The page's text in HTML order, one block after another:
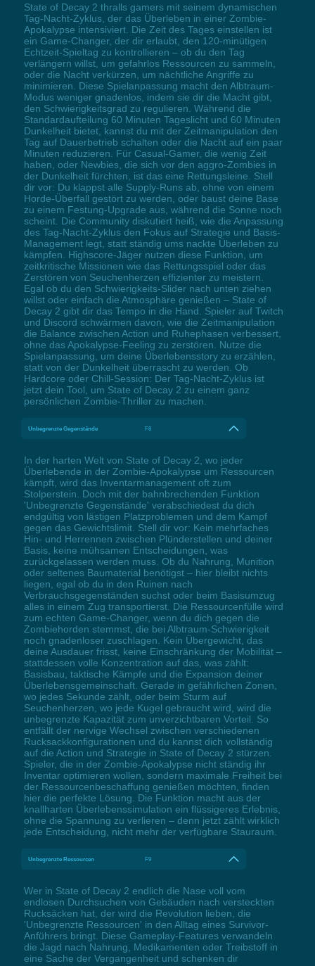
State of Decay 2 thralls gamers mit seinem dynamischen
Tag-Nacht-Zyklus, der das Überleben in einer Zombie-
Apokalypse intensiviert. Die Zeit des Tages einstellen ist
ein Game-Changer, der dir erlaubt, den 120-minütigen
Echtzeit-Spieltag zu kontrollieren – ob du den Tag
verlängern willst, um gefahrlos Ressourcen zu sammeln,
oder die Nacht verkürzen, um nächtliche Angriffe zu
minimieren. Diese Spielanpassung macht den Albtraum-
Modus weniger gnadenlos, indem sie dir die Macht gibt,
den Schwierigkeitsgrad zu regulieren. Während die
Standardaufteilung 60 Minuten Tageslicht und 60 Minuten
Dunkelheit bietet, kannst du mit der Zeitmanipulation den
Tag auf Dauerbetrieb schalten oder die Nacht auf ein paar
Minuten reduzieren. Für Casual-Gamer, die wenig Zeit
haben, oder Newbies, die sich vor den aggro-Zombies in
der Dunkelheit fürchten, ist das eine Rettungsleine. Stell
dir vor: Du klappst alle Supply-Runs ab, ohne von einem
Horde-Überfall gestört zu werden, oder baust deine Base
zu einem Festung-Upgrade aus, während die Sonne noch
scheint. Die Community diskutiert heiß, wie die Anpassung
des Tag-Nacht-Zyklus den Fokus auf Strategie und Basis-
Management legt, statt ständig ums nackte Überleben zu
kämpfen. Highscore-Jäger nutzen diese Funktion, um
zeitkritische Missionen wie das Rettungsspiel oder das
Zerstören von Seuchenherzen effizienter zu meistern.
Egal ob du den Schwierigkeits-Slider nach unten ziehen
willst oder einfach die Atmosphäre genießen – State of
Decay 2 gibt dir das Tempo in die Hand. Spieler auf Twitch
und Discord schwärmen davon, wie die Zeitmanipulation
die Balance zwischen Action und Ruhephasen verbessert,
ohne das Apokalypse-Feeling zu zerstören. Nutze die
Spielanpassung, um deine Überlebensstory zu erzählen,
statt von der Dunkelheit überrascht zu werden. Ob
Hardcore oder Chill-Session: Der Tag-Nacht-Zyklus ist
jetzt dein Tool, um State of Decay 2 zu einem ganz
persönlichen Zombie-Thriller zu machen.
Unbegrenzte Gegenstände F8
In der harten Welt von State of Decay 2, wo jeder
Überlebende in der Zombie-Apokalypse um Ressourcen
kämpft, wird das Inventarmanagement oft zum
Stolperstein. Doch mit der bahnbrechenden Funktion
'Unbegrenzte Gegenstände' verabschiedest du dich
endgültig von lästigen Platzproblemen und dem Kampf
gegen das Gewichtslimit. Stell dir vor: Kein mehrfaches
Hin- und Herrennen zwischen Plünderstellen und deiner
Basis, keine mühsamen Entscheidungen, was
zurückgelassen werden muss. Ob du Nahrung, Munition
oder seltenes Baumaterial benötigst – hier bleibt nichts
liegen, egal ob du in den Ruinen nach
Verbrauchsgegenständen suchst oder beim Basisumzug
alles in einem Zug transportierst. Die Ressourcenfülle wird
zum echten Game-Changer, wenn du dich gegen die
Zombiehorden stemmst, die bei Albtraum-Schwierigkeit
noch gnadenloser zuschlagen. Kein Übergewicht, das
deine Ausdauer frisst, keine Einschränkung der Mobilität –
stattdessen volle Konzentration auf das, was zählt:
Basisbau, taktische Kämpfe und die Expansion deiner
Überlebensgemeinschaft. Gerade in gefährlichen Zonen,
wo jedes Sekunde zählt, oder beim Sturm auf
Seuchenherzen, wo jede Kugel gebraucht wird, wird die
unbegrenzte Kapazität zum unverzichtbaren Vorteil. So
entfällt der nervige Wechsel zwischen verschiedenen
Rucksackkonfigurationen und du kannst dich vollständig
auf die Action und Strategie in State of Decay 2 stürzen.
Spieler, die in der Zombie-Apokalypse nicht ständig ihr
Inventar optimieren wollen, sondern maximale Freiheit bei
der Ressourcenbeschaffung genießen möchten, finden
hier die perfekte Lösung. Die Funktion macht aus der
knallharten Überlebenssimulation ein flüssigeres Erlebnis,
ohne die Spannung zu verlieren – denn jetzt zählt wirklich
jede Entscheidung, nicht mehr der verfügbare Stauraum.
Unbegrenzte Ressourcen F9
Wer in State of Decay 2 endlich die Nase voll vom
endlosen Durchsuchen von Gebäuden nach versteckten
Rucksäcken hat, der wird die Revolution lieben, die
'Unbegrenzte Ressourcen' in den Alltag eines Survivor-
Anführers bringt. Diese Gameplay-Features verwandeln
die Jagd nach Nahrung, Medikamenten oder Treibstoff in
eine Sache der Vergangenheit und schenken dir